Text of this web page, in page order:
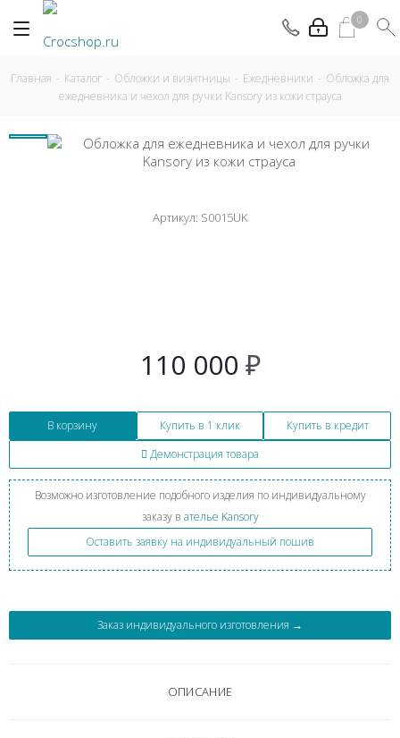
0
Главная - Каталог - Обложки и визитницы - Ежедневники - Обложка для
ежедневника и чехол для ручки Kansory из кожи страуса
Артикул: S0015UK
110 000 ₽
В корзину Купить в 1 клик
Купить в кредит
Демонстрация товара
Возможно изготовление подобного изделия по индивидуальному
заказу в ателье Kansory
Оставить заявку на индивидуальный пошив
Заказ индивидуального изготовления →
ОПИСАНИЕ